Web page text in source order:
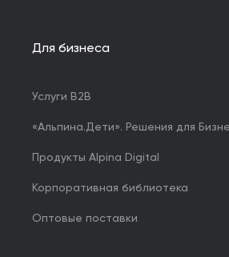
Для бизнеса
Услуги B2B
«Альпина.Дети». Решения для
Продукты Alpina Digital
Корпоративная библиотека
Оптовые поставки